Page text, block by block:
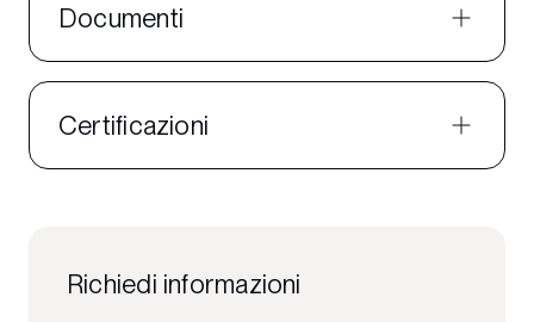
Documenti
Certificazioni
Richiedi informazioni